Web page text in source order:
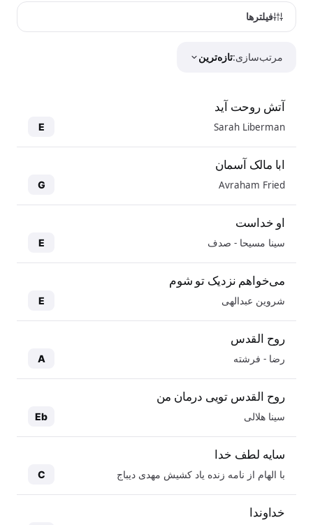
فیلترها
مرتب‌سازی:تازه‌ترین
آتش روحت آید
Sarah Liberman
E
ابا مالک آسمان
Avraham Fried
G
او خداست
سینا مسیحا - صدف E
می‌خواهم نزدیک تو شوم
شروین عبدالهی E
روح القدس
رضا - فرشته A
روح القدس تویی درمان من
سینا هلالی Eb
سایه لطف خدا
با الهام از نامه زنده یاد کشیش مهدی دیباج C
خداوندا